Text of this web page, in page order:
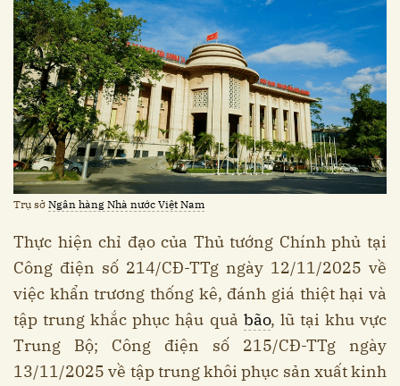
Trụ sở Ngân hàng Nhà nước Việt Nam
Thực hiện chỉ đạo của Thủ tướng Chính phủ tại
Công điện số 214/CĐ-TTg ngày 12/11/2025 về
việc khẩn trương thống kê, đánh giá thiệt hại và
tập trung khắc phục hậu quả bão, lũ tại khu vực
Trung Bộ; Công điện số 215/CĐ-TTg ngày
13/11/2025 về tập trung khôi phục sản xuất kinh